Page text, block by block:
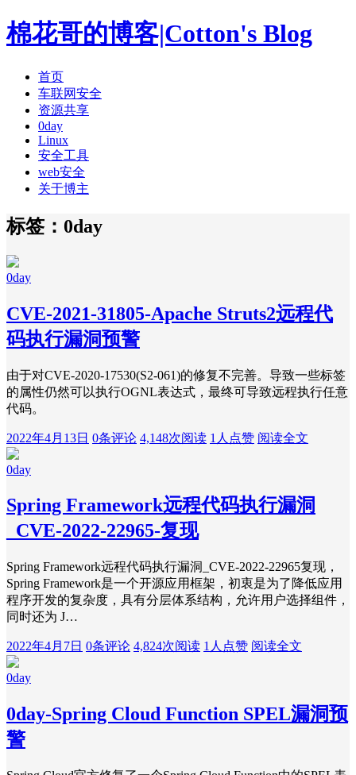
棉花哥的博客|Cotton's Blog
首页
车联网安全
资源共享
0day
Linux
安全工具
web安全
关于博主
标签：0day
0day
CVE-2021-31805-Apache Struts2远程代
码执行漏洞预警
由于对CVE-2020-17530(S2-061)的修复不完善。导致一些标签
的属性仍然可以执行OGNL表达式，最终可导致远程执行任意
代码。
2022年4月13日 0条评论 4,148次阅读 1人点赞 阅读全文
0day
Spring Framework远程代码执行漏洞
_CVE-2022-22965-复现
Spring Framework远程代码执行漏洞_CVE-2022-22965复现，
Spring Framework是一个开源应用框架，初衷是为了降低应用
程序开发的复杂度，具有分层体系结构，允许用户选择组件，
同时还为 J…
2022年4月7日 0条评论 4,824次阅读 1人点赞 阅读全文
0day
0day-Spring Cloud Function SPEL漏洞预
警